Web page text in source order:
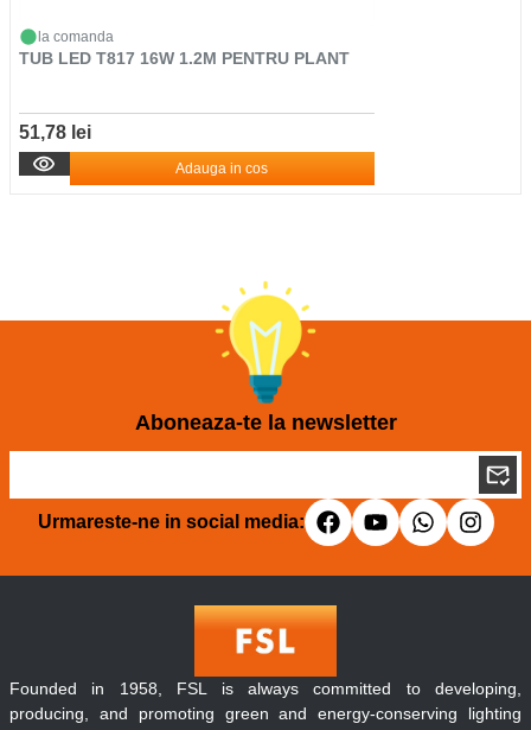
la comanda
TUB LED T817 16W 1.2M PENTRU PLANT
51,78 lei
Adauga in cos
Aboneaza-te la newsletter
Urmareste-ne in social media:
Founded in 1958, FSL is always committed to developing,
producing, and promoting green and energy-conserving lighting